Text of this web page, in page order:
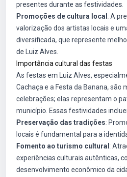
presentes durante as festividades.
Promoções de cultura local : A
valorização dos artistas locais e
diversificada, que represente
de Luiz Alves.
Importância cultural das festas
As festas em Luiz Alves,
Cachaça e a Festa da Banana, são
celebrações; elas representam o
município. Essas festividades
Preservação das tradições:
locais é fundamental para a
Fomento ao turismo cultural :
experiências culturais autênticas,
desenvolvimento econômico da